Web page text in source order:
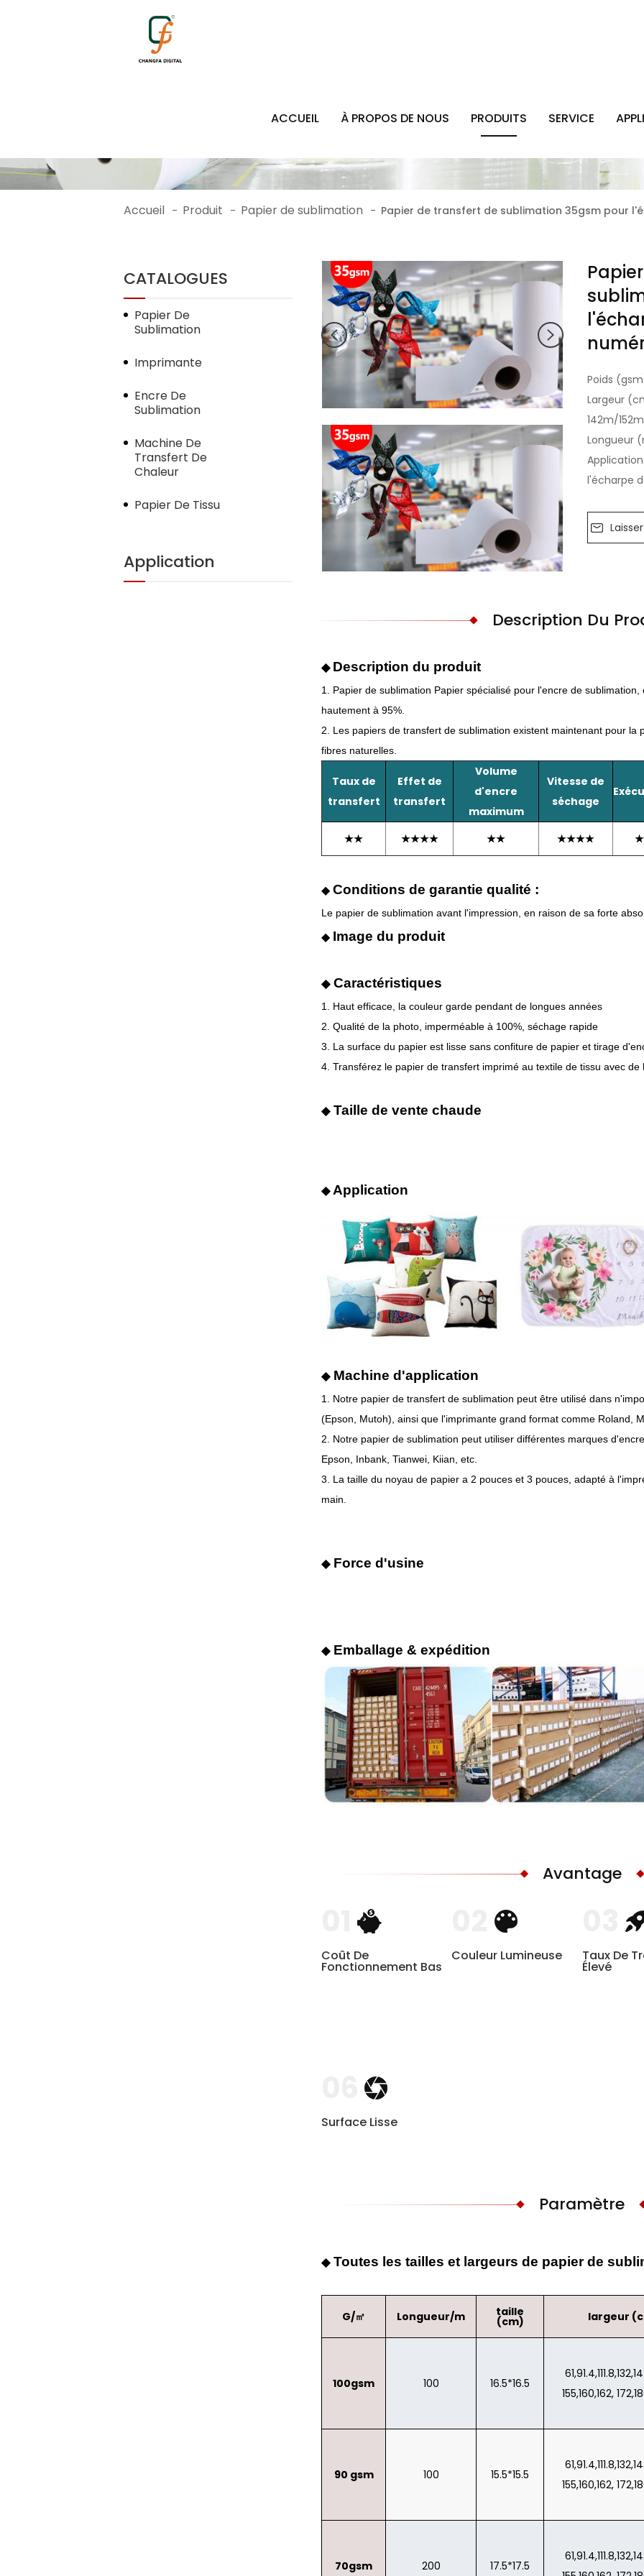
ACCUEIL À PROPOS DE NOUS PRODUITS SERVICE
Accueil - Produit - Papier de sublimation - Papier de transfert de sublimation 35gsm pour
CATALOGUES
Papier De
Sublimation
Imprimante
Encre De
Sublimation
Machine De
Transfert De
Chaleur
Papier De Tissu
Application
Poids
Largeur
142m/
Longueur
l'écharpe
Description Du
◆ Description du produit
1. Papier de sublimation Papier spécialisé pour l'encre de
hautement à 95%.
2. Les papiers de transfert de sublimation existent maintenant pour la
fibres naturelles.
Taux de
transfert
Effet de
transfert
Volume
d'encre
maximum
Vitesse de
séchage
★★ ★★★★ ★★ ★★★★
◆ Conditions de garantie qualité :
Le papier de sublimation avant l'impression, en raison de sa forte
◆ Image du produit
◆Caractéristiques
1. Haut efficace, la couleur garde pendant de longues années
2. Qualité de la photo, imperméable à 100%, séchage rapide
3. La surface du papier est lisse sans confiture de papier et tirage
4. Transférez le papier de transfert imprimé au textile de tissu avec de
◆Taille de vente chaude
◆Application
◆Machine d'application
1. Notre papier de transfert de sublimation peut être utilisé dans
(Epson, Mutoh), ainsi que l'imprimante grand format comme Roland,
2. Notre papier de sublimation peut utiliser différentes marques
Epson, Inbank, Tianwei, Kiian, etc.
3. La taille du noyau de papier a 2 pouces et 3 pouces, adapté à
main.
◆Force d'usine
◆Emballage & expédition
Avantage
Coût De
Fonctionnement Bas
Couleur Lumineuse Taux De
Élevé
Surface Lisse
Paramètre
◆Toutes les tailles et largeurs de papier de
G/㎡ Longueur/m taille
(cm) largeur
100gsm 100 16.5*16.5
155,160,162,
90 gsm 100 15.5*15.5
155,160,162,
70gsm 200 17.5*17.5